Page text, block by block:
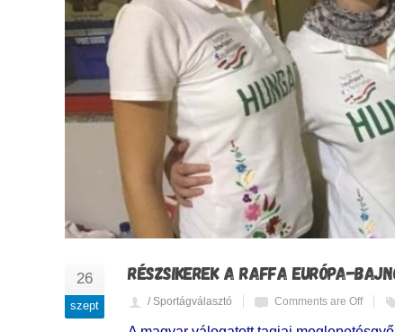
26
szept
RÉSZSIKEREK A RAFFA EURÓPA-
/ Sportágválasztó Comments are Off